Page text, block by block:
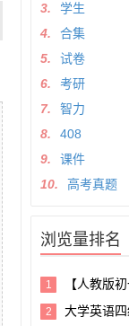
3.
学生
4.
合集
5.
试卷
6.
考研
7.
智力
8.
408
9.
课件
10.
高考真题
浏览量排名
1
【人教版
和课文朗读录
2
大学英语